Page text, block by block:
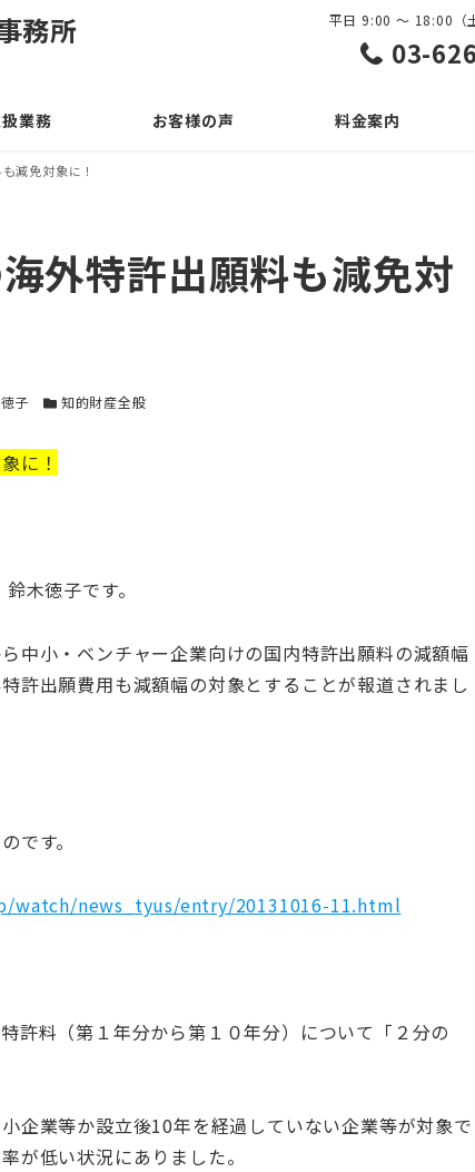
務所
03-
平日 9:00 ～ 18:00（
業務 お客様の声 料金案内
減免対象に！
外特許出願料も減免対
子 カテゴリー
知的財産全般
に！
木徳子です。
中小・ベンチャー企業向けの国内特許出願料の減額幅
許出願費用も減額幅の対象とすることが報道されまし
です。
news_tyus/entry/20131016-11.html
許料（第１年分から第１０年分）について「２分の
企業等か設立後10年を経過していない企業等が対象で
が低い状況にありました。